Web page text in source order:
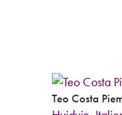
Teo Costa